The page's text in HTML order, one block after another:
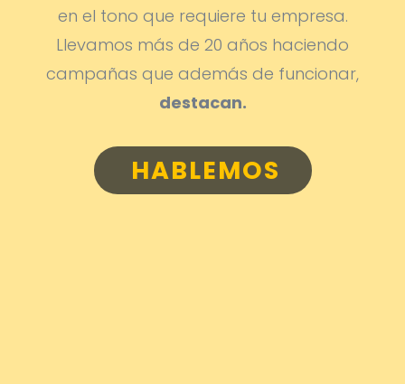
en el tono que requiere tu empresa.
Llevamos más de 20 años haciendo
campañas que además de funcionar,
destacan.
HABLEMOS